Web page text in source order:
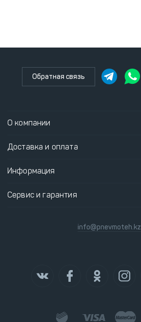
Обратная связь
О компании
Доставка и оплата
Информация
Сервис и гарантия
info@pnevmoteh.kz